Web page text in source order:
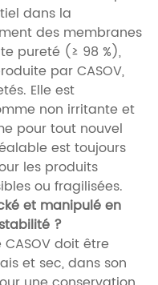
dans la
des membranes
pureté (≥ 98 %),
par CASOV,
Elle est
non irritante et
pour tout nouvel
est toujours
les produits
ou fragilisées.
et manipulé en
?
doit être
et sec, dans son